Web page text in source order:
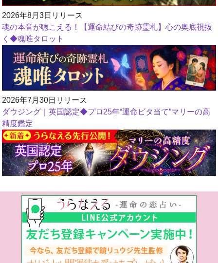
2026年8月3日リリース
魂の本音が聴こえる！【運命結びの奇跡霊札】心の奥底視抜
く◆魂唯タロット
2026年7月30日リリース
ダウジング｜英国認定◆プロ25年“運命ビタ当て”マリーの高
精度鑑定